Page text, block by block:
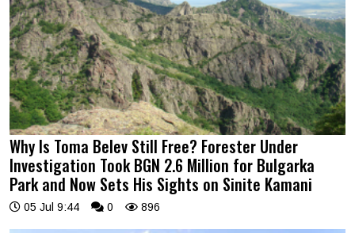
Why Is Toma Belev Still Free? Forester Under
Investigation Took BGN 2.6 Million for Bulgarka
Park and Now Sets His Sights on Sinite Kamani
05 Jul 9:44 0 896